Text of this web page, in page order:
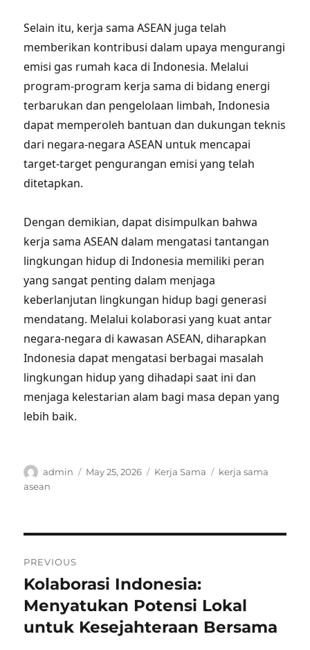
Selain itu, kerja sama ASEAN juga telah
memberikan kontribusi dalam upaya mengurangi
emisi gas rumah kaca di Indonesia. Melalui
program-program kerja sama di bidang energi
terbarukan dan pengelolaan limbah, Indonesia
dapat memperoleh bantuan dan dukungan teknis
dari negara-negara ASEAN untuk mencapai
target-target pengurangan emisi yang telah
ditetapkan.
Dengan demikian, dapat disimpulkan bahwa
kerja sama ASEAN dalam mengatasi tantangan
lingkungan hidup di Indonesia memiliki peran
yang sangat penting dalam menjaga
keberlanjutan lingkungan hidup bagi generasi
mendatang. Melalui kolaborasi yang kuat antar
negara-negara di kawasan ASEAN, diharapkan
Indonesia dapat mengatasi berbagai masalah
lingkungan hidup yang dihadapi saat ini dan
menjaga kelestarian alam bagi masa depan yang
lebih baik.
Author
admin
Posted
May 25, 2026 Categories
Kerja Sama Tags
kerja sama
asean
navigation
PREVIOUS
Previous
post:
Kolaborasi Indonesia:
Menyatukan Potensi Lokal
untuk Kesejahteraan Bersama